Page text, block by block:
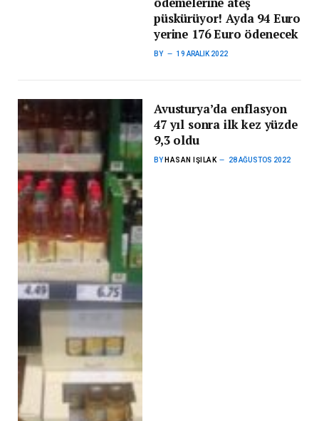
püskürüyor! Ayda 94 Euro
yerine 176 Euro ödenecek
BY 19 ARALIK 2022
Avusturya’da enflasyon
47 yıl sonra ilk kez yüzde
9,3 oldu
BY HASAN IŞILAK 28 AĞUSTOS 2022